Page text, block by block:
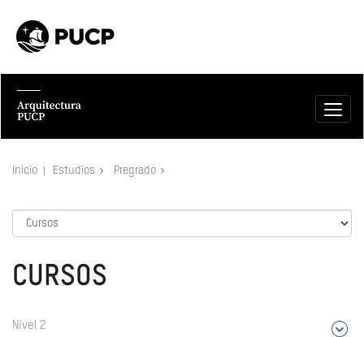
Inicio Estudios Pregrado
CURSOS
Nivel 2